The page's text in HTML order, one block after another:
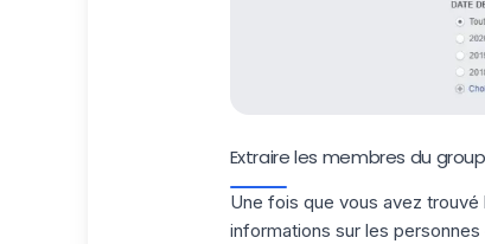
Extraire les membres du
Une fois que vous avez
informations sur les